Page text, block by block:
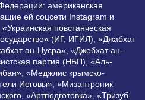
американская
ей соцсети Instagram и
повстанческая
(ИГ, ИГИЛ), «Джабхат
ан-Нусра», «Джебхат ан-
партия (НБП), «Аль-
«Меджлис крымско-
Иеговы», «Мизантропик
«Артподготовка», «Тризуб